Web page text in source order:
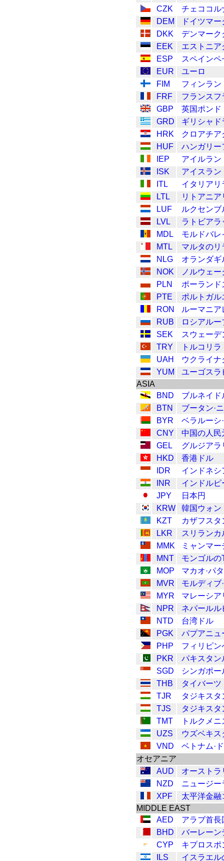
CZK
チェココル
DEM
ドイツマー
DKK
デンマーク
EEK
エストニア
ESP
スペインペ
EUR
ユーロ
FIM
フィンラン
FRF
フランスフ
GBP
英国ポンド
GRD
ギリシャド
HRK
クロアチア
HUF
ハンガリー
IEP
アイルラン
ISK
アイスラン
ITL
イタリアリ
LTL
リトアニア
LUF
ルクセンブ
LVL
ラトビアラ
MDL
モルドバレ
MTL
マルタのリ
NLG
オランダギ
NOK
ノルウェ
PLN
ポーランド
PTE
ポルトガル
RON
ルーマニア
RUB
ロシアルー
SEK
スウェー
TRY
トルコリラ
UAH
ウクライナ
YUM
ユーゴスラ
ASIA
BND
ブルネイド
BTN
ブータン·
BYR
ベラルーシ
CNY
中国の人民
GEL
グルジアラ
HKD
香港ドル
IDR
インドネシ
INR
インドルピ
JPY
日本円
KRW
韓国ウォン
KZT
カザフスタ
LKR
スリランカ
MMK
ミャンマ
MNT
モンゴルの
MOP
マカオ·パ
MVR
モルディブ
MYR
マレーシア
NPR
ネパールル
NTD
台湾ドル
PGK
パプアニュ
PHP
フィリピン
PKR
パキスタン
SGD
シンガポー
THB
タイバーツ
TJR
タジキスタ
TJS
タジキスタ
TMT
トルクメ
UZS
ウズベキス
VND
ベトナム·
オセアニア
AUD
オーストラ
NZD
ニュージー
XPF
太平洋金融
MIDDLE EAST
AED
アラブ首長
BHD
バーレーン
CYP
キプロスポ
ILS
イスラエル